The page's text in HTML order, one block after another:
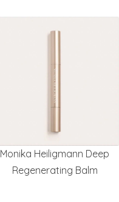
Monika Heiligmann Deep
Regenerating Balm